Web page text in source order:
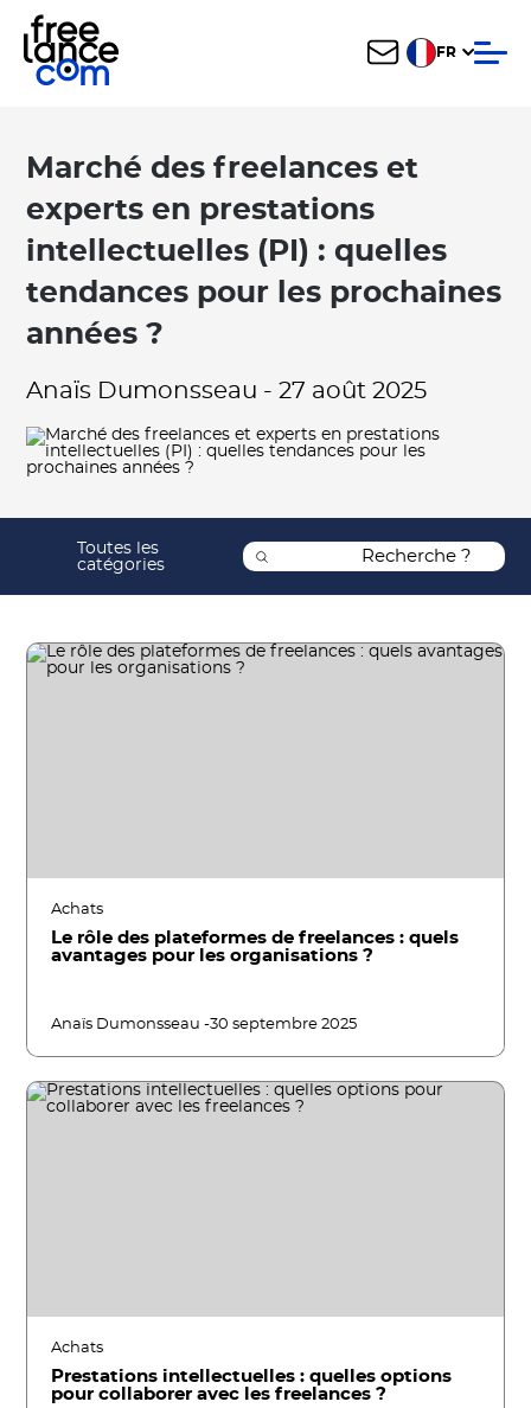
FR
Marché des freelances et
experts en prestations
intellectuelles (PI) : quelles
tendances pour les prochaines
années ?
Anaïs Dumonsseau -27 août 2025
Toutes les
catégories
Achats
Le rôle des plateformes de freelances : quels
avantages pour les organisations ?
Anaïs Dumonsseau -30 septembre 2025
Achats
Prestations intellectuelles : quelles options
pour collaborer avec les freelances ?